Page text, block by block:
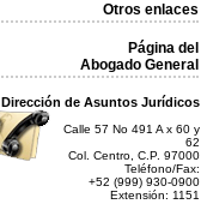
Otros enlaces
Página del
Abogado General
Dirección de Asuntos Jurídicos
Calle 57 No 491 A x 60 y
62
Col. Centro, C.P. 97000
Teléfono/Fax:
+52 (999) 930-0900
Extensión: 1151